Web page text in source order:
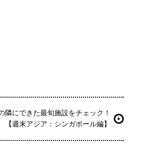
隣にできた最旬施設をチェック！
【週末アジア：シンガポール編】